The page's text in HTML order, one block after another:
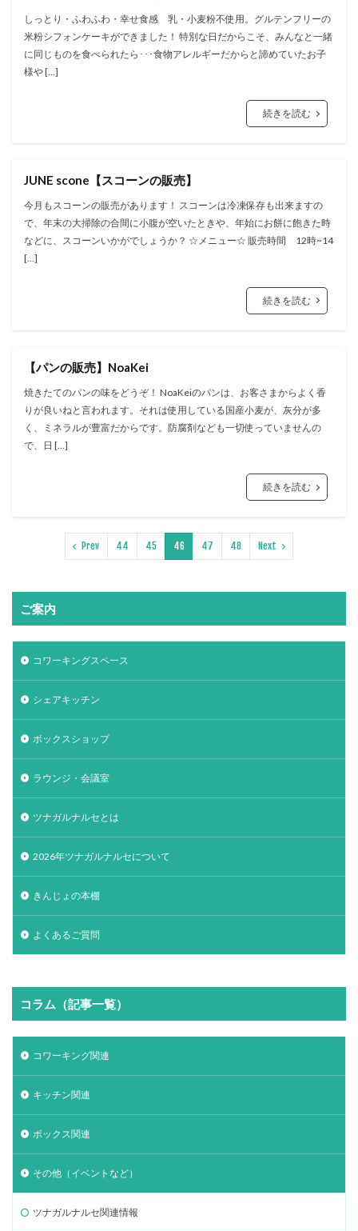
しっとり・ふわふわ・幸せ食感 乳・小麦粉不使用。グルテンフリーの
米粉シフォンケーキができました！ 特別な日だからこそ、みんなと一緒
に同じものを食べられたら･･･食物アレルギーだからと諦めていたお子
様や […]
続きを読む
JUNE scone【スコーンの販売】
今月もスコーンの販売があります！ スコーンは冷凍保存も出来ますの
で、年末の大掃除の合間に小腹が空いたときや、年始にお餅に飽きた時
などに、スコーンいかがでしょうか？ ☆メニュー☆ 販売時間 12時~14
[…]
続きを読む
【パンの販売】NoaKei
焼きたてのパンの味をどうぞ！ NoaKeiのパンは、お客さまからよく香
りが良いねと言われます。それは使用している国産小麦が、灰分が多
く、ミネラルが豊富だからです。防腐剤なども一切使っていませんの
で、日 […]
続きを読む
Prev 44 45 46 47 48 Next
ご案内
コワーキングスペース
シェアキッチン
ボックスショップ
ラウンジ・会議室
ツナガルナルセとは
2026年ツナガルナルセについて
きんじょの本棚
よくあるご質問
コラム（記事一覧）
コワーキング関連
キッチン関連
ボックス関連
その他（イベントなど）
ツナガルナルセ関連情報